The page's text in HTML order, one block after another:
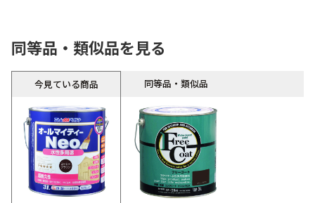
同等品・類似品を見る
今見ている商品 同等品・類似品